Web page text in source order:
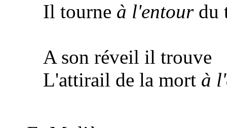
Il tourne à l'entourdu
A son réveil il trouve
L'attirail de la mort à